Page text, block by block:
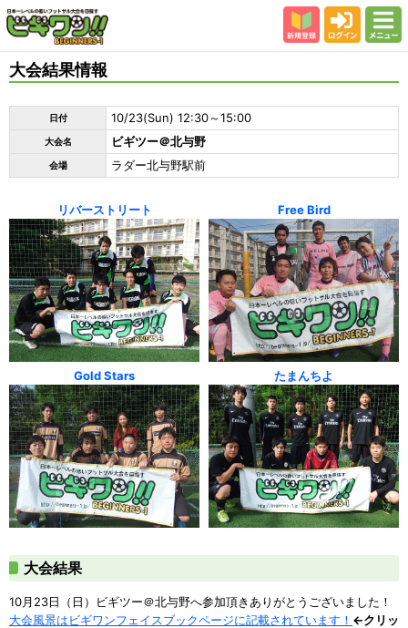
会場
大会結果
よくある質問
参加者の声
大会結果情報
日付 10/23(Sun) 12:30～15:00
大会名 ビギツー＠北与野
会場 ラダー北与野駅前
リバーストリート Free Bird
Gold Stars たまんちよ
大会結果
10月23日（日）ビギツー＠北与野へ参加頂きありがとうございました！
大会風景はビギワンフェイスブックページに記載されています！ ←クリッ